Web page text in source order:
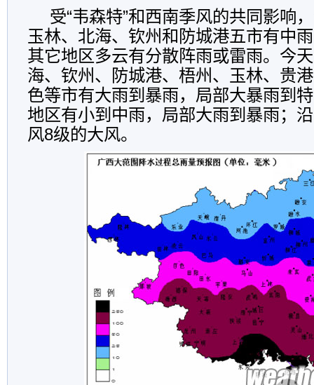
受“韦森特”和西南季风的共同影响
玉林、北海、钦州和防城港五市有中
其它地区多云有分散阵雨或雷雨。今
海、钦州、防城港、梧州、玉林、贵
色等市有大雨到暴雨，局部大暴雨到
地区有小到中雨，局部大雨到暴雨；
风8级的大风。